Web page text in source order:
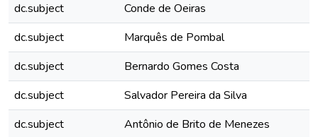
dc.subject
Conde de Oeiras
dc.subject
Marquês de Pombal
dc.subject
Bernardo Gomes Costa
dc.subject
Salvador Pereira da Silva
dc.subject
Antônio de Brito de Menezes